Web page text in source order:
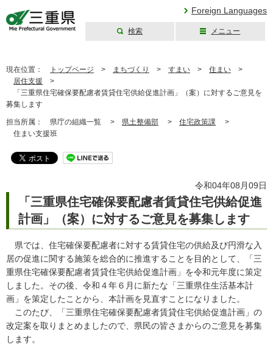
Foreign Languages
検索 メニュー
現在位置： トップページ > まちづくり > すまい > 住まい >
居住支援 >
「三重県住宅確保要配慮者賃貸住宅供給促進計画」（案）に対するご意見を
募集します
担当所属： 県庁の組織一覧 > 県土整備部 > 住宅政策課 >
住まい支援班
令和04年08月09日
「三重県住宅確保要配慮者賃貸住宅供給促進
計画」（案）に対するご意見を募集します
県では、住宅確保要配慮者に対する賃貸住宅の供給及び円滑な入
居の促進に関する施策を総合的に推進することを目的として、「三
重県住宅確保要配慮者賃貸住宅供給促進計画」を令和元年度に策定
しました。その後、令和４年６月に新たな「三重県住生活基本計
画」を策定したことから、本計画を見直すことになりました。
このたび、「三重県住宅確保要配慮者賃貸住宅供給促進計画」の
改定案を取りまとめましたので、県民の皆さまからのご意見を募集
します。